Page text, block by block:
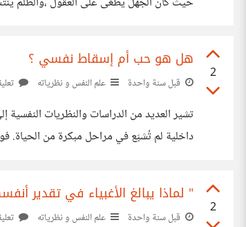
2
هل هو حب أم إسقاط نفسي ؟
قبل سنة واحدة علم النفس و نظرياته
تشير العديد من الدراسات والنظريات
2
" لماذا يبالغ الأغبياء في تقدير
قبل سنة واحدة علم النفس و نظرياته